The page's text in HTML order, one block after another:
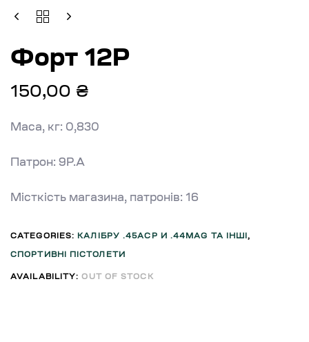
Форт 12Р
150,00 ₴
Маса, кг: 0,830
Патрон: 9Р.А
Місткість магазина, патронів: 16
CATEGORIES: КАЛІБРУ .45ACP И .44MAG ТА ІНШІ,
СПОРТИВНІ ПІСТОЛЕТИ
AVAILABILITY:OUT OF STOCK